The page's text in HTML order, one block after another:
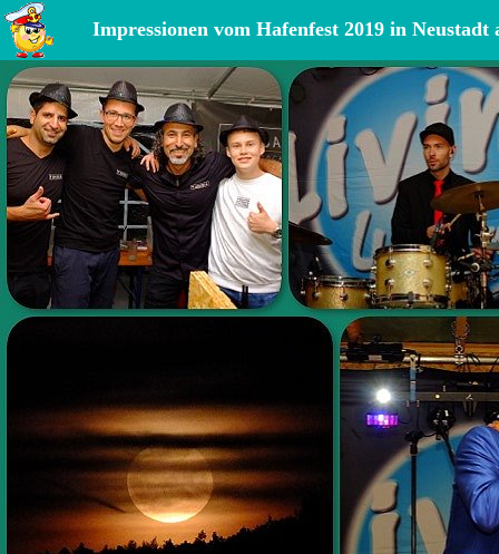
Impressionen vom Hafenfest 2019 in Neustadt